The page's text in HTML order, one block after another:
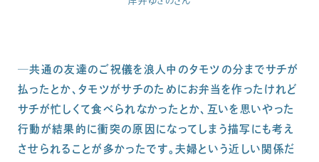
─共通の友達のご祝儀を浪人中のタモツの分までサチが
払ったとか、タモツがサチのためにお弁当を作ったけれど
サチが忙しくて食べられなかったとか、互いを思いやった
行動が結果的に衝突の原因になってしまう描写にも考え
させられることが多かったです。夫婦という近しい関係だ